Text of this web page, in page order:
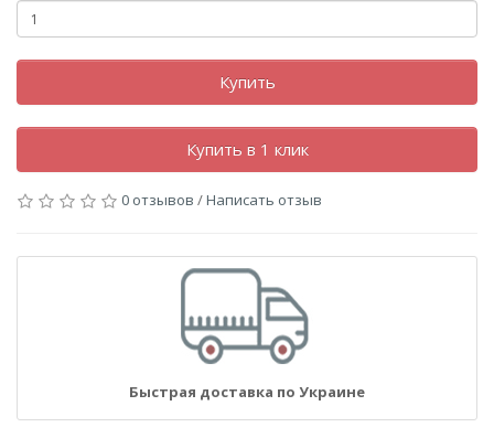
Купить
Купить в 1 клик
0 отзывов /Написать отзыв
Быстрая доставка по Украине